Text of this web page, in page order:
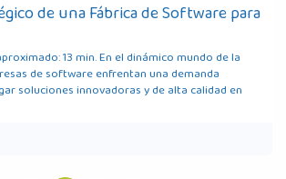
de una Fábrica de Software para
13 min. En el dinámico mundo de la
de software enfrentan una demanda
soluciones innovadoras y de alta calidad en